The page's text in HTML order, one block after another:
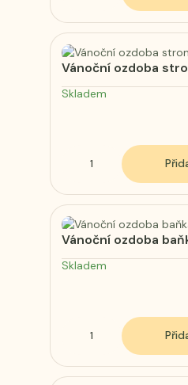
Vánoční ozdoba
Skladem
Vánoční ozdoba
Skladem